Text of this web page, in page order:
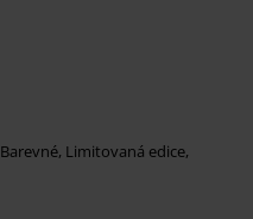
Barevné, Limitovaná edice,